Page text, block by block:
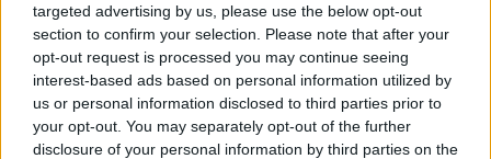
targeted advertising by us, please use the below opt-out
section to confirm your selection. Please note that after your
opt-out request is processed you may continue seeing
interest-based ads based on personal information utilized by
us or personal information disclosed to third parties prior to
your opt-out. You may separately opt-out of the further
disclosure of your personal information by third parties on the